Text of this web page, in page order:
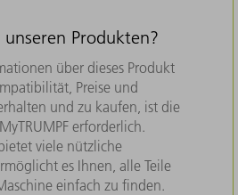
Produkten?
über dieses Produkt
Preise und
und zu kaufen, ist die
erforderlich.
viele nützliche
es Ihnen, alle Teile
einfach zu finden.